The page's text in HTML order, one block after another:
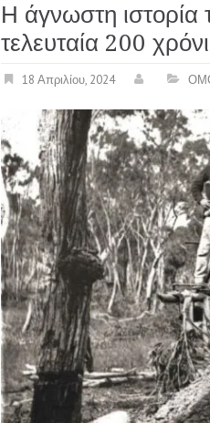
Η άγνωστη
τελευταία 200
18 Απριλίου, 2024